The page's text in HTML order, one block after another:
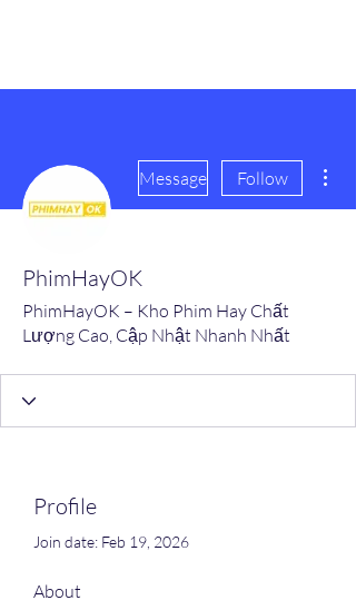
Message Follow
PhimHayOK
PhimHayOK – Kho Phim Hay Chất
Lượng Cao, Cập Nhật Nhanh Nhất
Profile
Join date: Feb 19, 2026
About